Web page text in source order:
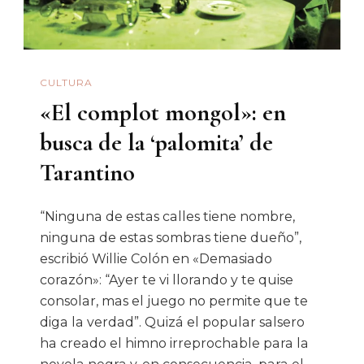
CULTURA
«El complot mongol»: en
busca de la ‘palomita’ de
Tarantino
“Ninguna de estas calles tiene nombre,
ninguna de estas sombras tiene dueño”,
escribió Willie Colón en «Demasiado
corazón»: “Ayer te vi llorando y te quise
consolar, mas el juego no permite que te
diga la verdad”. Quizá el popular salsero
ha creado el himno irreprochable para la